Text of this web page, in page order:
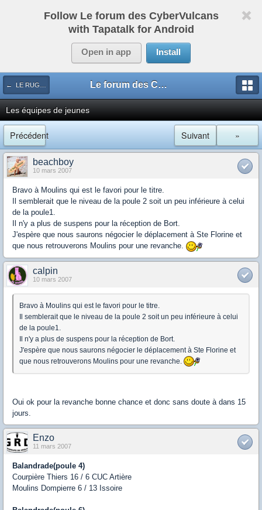
Follow Le forum des CyberVulcans
with Tapatalk for Android
Open in app Install
← LE RUGBY DE CHEZ NOUS Le forum des CyberVulcans
Les équipes de jeunes
Précédent »
Suivant
beachboy
10 mars 2007
Bravo à Moulins qui est le favori pour le titre.
Il semblerait que le niveau de la poule 2 soit un peu inférieure à celui
de la poule1.
Il n'y a plus de suspens pour la réception de Bort.
J'espère que nous saurons négocier le déplacement à Ste Florine et
que nous retrouverons Moulins pour une revanche.
calpin
10 mars 2007
Bravo à Moulins qui est le favori pour le titre.
Il semblerait que le niveau de la poule 2 soit un peu inférieure à celui
de la poule1.
Il n'y a plus de suspens pour la réception de Bort.
J'espère que nous saurons négocier le déplacement à Ste Florine et
que nous retrouverons Moulins pour une revanche.
Oui ok pour la revanche bonne chance et donc sans doute à dans 15
jours.
Enzo
11 mars 2007
Balandrade(poule 4)
Courpière Thiers 16 / 6 CUC Artière
Moulins Dompierre 6 / 13 Issoire